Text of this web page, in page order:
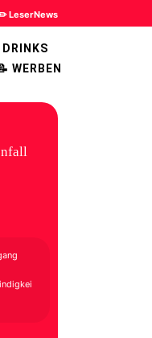
LeserNews
DRINKS
📝 WERBEN